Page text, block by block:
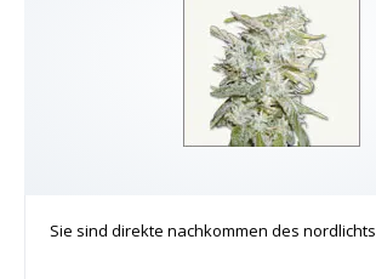
Sie sind direkte nachkommen des nordlichts